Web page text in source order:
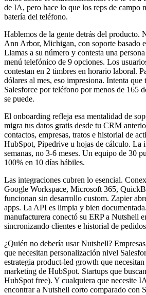
de IA, pero hace lo que los reps de campo
batería del teléfono.
Hablemos de la gente detrás del producto.
Ann Arbor, Michigan, con soporte basado
Llamas a su número y contesta una
menú telefónico de 9 opciones. Los
contestan en 2 timbres en horario laboral.
dólares al mes, eso impresiona. Intenta que
Salesforce por teléfono por menos de 165
se puede.
El onboarding refleja esa mentalidad de
migra tus datos gratis desde tu CRM
contactos, empresas, tratos e historial de
HubSpot, Pipedrive u hojas de cálculo. La
semanas, no 3-6 meses. Un equipo de 30
100% en 10 días hábiles.
Las integraciones cubren lo esencial.
Google Workspace, Microsoft 365,
funcionan sin desarrollo custom. Zapier
apps. La API es limpia y bien
manufacturera conectó su ERP a Nutshell
sincronizando clientes e historial de
¿Quién no debería usar Nutshell?
que necesitan personalización nivel
estrategia product-led growth que
marketing de HubSpot. Startups que
HubSpot free). Y cualquiera que necesite
encontrar a Nutshell corto comparado con